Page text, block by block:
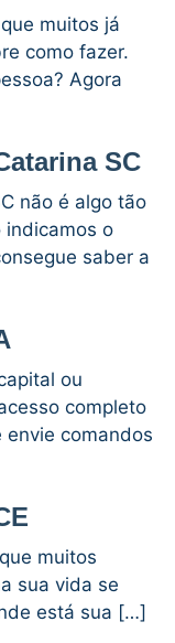
muitos já
como fazer.
Agora
SC
não é algo tão
indicamos o
saber a
ou
completo
envie comandos
muitos
sua vida se
está sua […]